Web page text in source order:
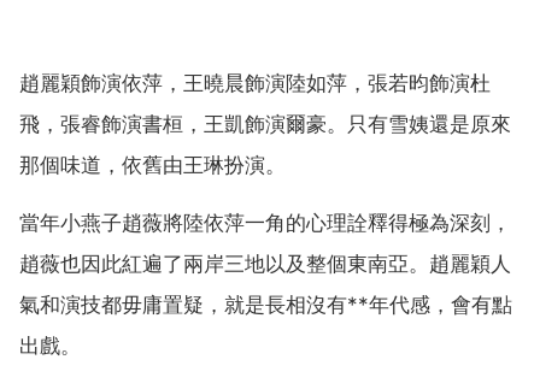
趙麗穎飾演依萍，王曉晨飾演陸如萍，張若昀飾演杜
飛，張睿飾演書桓，王凱飾演爾豪。只有雪姨還是原來
那個味道，依舊由王琳扮演。
當年小燕子趙薇將陸依萍一角的心理詮釋得極為深刻，
趙薇也因此紅遍了兩岸三地以及整個東南亞。趙麗穎人
氣和演技都毋庸置疑，就是長相沒有**年代感，會有點
出戲。